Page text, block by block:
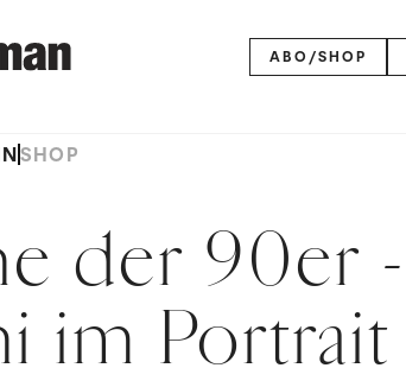
ABO/SHOP
SHOP
der 90er -
im Portrait